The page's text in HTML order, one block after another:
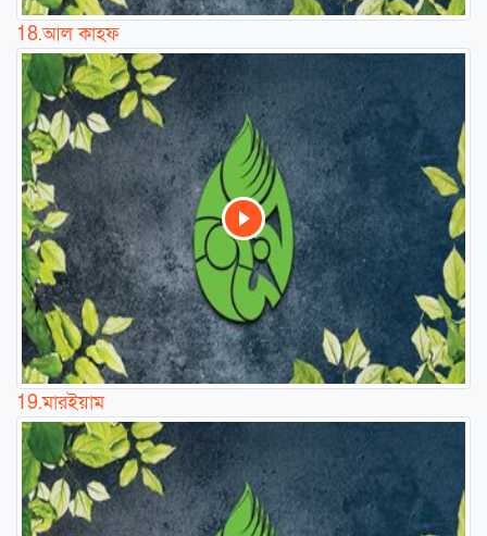
18.আল কাহফ
19.মারইয়াম